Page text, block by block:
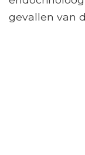
gevallen van